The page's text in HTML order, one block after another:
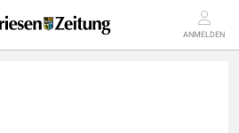
ANMELDEN